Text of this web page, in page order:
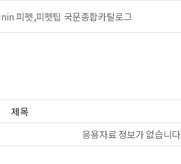
피펫,피펫팁 국문종합카탈로그
제목
응용자료 정보가 없습니다